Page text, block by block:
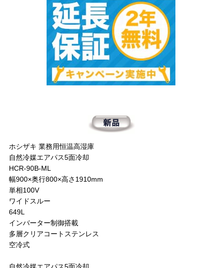
ホシザキ 業務用恒温高湿庫
自然冷媒エアパス5面冷却
HCR-90B-ML
幅900×奥行800×高さ1910mm
単相100V
ワイドスルー
649L
インバーター制御搭載
多層クリアコートステンレス
空冷式